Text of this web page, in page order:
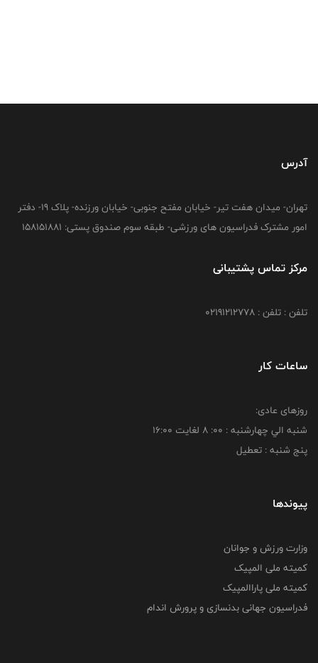
آدرس
تهران- میدان هفت تیر- خیابان مفتح جنوبی- خیابان ورزنده- پلاک 19- دفتر
امور مشترک فدراسیون های ورزشی- طبقه سوم صندوق پستی: 158151881
مرکز تماس پشتیبانی
تلفن : تلفن : 02191212778
ساعات کار
روزهای عادی:
شنبه الي چهارشنبه : 00: 8 لغايت 16:00
پنج شنبه : تعطیل
پیوندها
وزارت ورزش و جوانان
کمیته ملی المپیک
کمیته ملی پاراالمپیک
فدراسیون جهانی بدنسازی و پرورش اندام